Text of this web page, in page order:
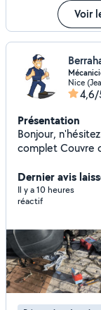
Voir
Nice
4,6/
Présentation
Bonjour, n'hésitez
complet Couvre culasse Kit
accessoire Alternateur Disque et plaquette de freins
Vidange et
direction Turbo Vanne egr Débitmètres Remplacement
Dernier avis
Il y a 10 heures
réactif